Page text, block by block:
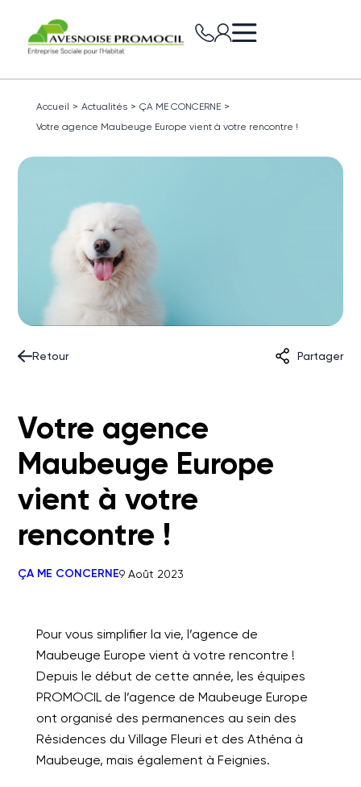
Accueil > Actualités > ÇA ME CONCERNE >
Votre agence Maubeuge Europe vient à votre rencontre !
Retour Partager
Votre agence
Maubeuge Europe
vient à votre
rencontre !
ÇA ME CONCERNE9 Août 2023
Pour vous simplifier la vie, l’agence de
Maubeuge Europe vient à votre rencontre !
Depuis le début de cette année, les équipes
PROMOCIL de l’agence de Maubeuge Europe
ont organisé des permanences au sein des
Résidences du Village Fleuri et des Athéna à
Maubeuge, mais également à Feignies.